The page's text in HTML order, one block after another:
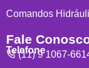
Comandos
Fale
Telefone
(11) 9 1067-